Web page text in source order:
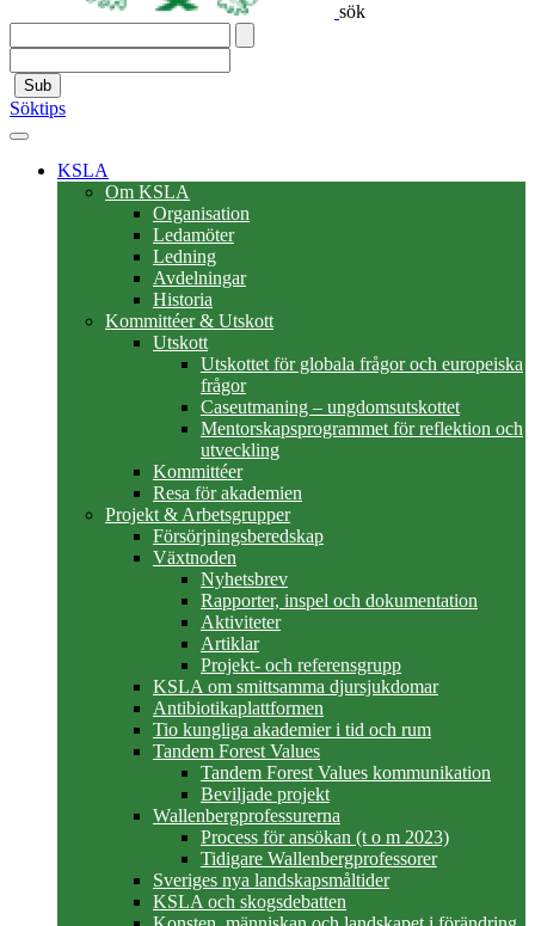
sök
Sub
Söktips
KSLA
Om KSLA
Organisation
Ledamöter
Ledning
Avdelningar
Historia
Kommittéer & Utskott
Utskott
Utskottet för globala frågor och europeiska
frågor
Caseutmaning – ungdomsutskottet
Mentorskapsprogrammet för reflektion och
utveckling
Kommittéer
Resa för akademien
Projekt & Arbetsgrupper
Försörjningsberedskap
Växtnoden
Nyhetsbrev
Rapporter, inspel och dokumentation
Aktiviteter
Artiklar
Projekt- och referensgrupp
KSLA om smittsamma djursjukdomar
Antibiotikaplattformen
Tio kungliga akademier i tid och rum
Tandem Forest Values
Tandem Forest Values kommunikation
Beviljade projekt
Wallenbergprofessurerna
Process för ansökan (t o m 2023)
Tidigare Wallenbergprofessorer
Sveriges nya landskapsmåltider
KSLA och skogsdebatten